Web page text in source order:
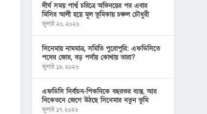
দীর্ঘ সময় পার্শ্ব চরিত্রে অভিনয়ের পর এবার
মিসির আলী হয়ে মূল ভূমিকায় চঞ্চল চৌধুরী
জুলাই ২০, ২০২৬
সিনেমায় নামমাত্র, সমিতি পুরোপুরি: এফডিসিতে
পদের জোর, বড় পর্দায় কোথায় তারা?
জুলাই ১৯, ২০২৬
এফডিসি নির্বাচন-পিকনিকে বছরভর ব্যস্ত, আর
নিকেতনে জেগে উঠছে সিনেমার নতুন ভূমি
জুলাই ১৭, ২০২৬